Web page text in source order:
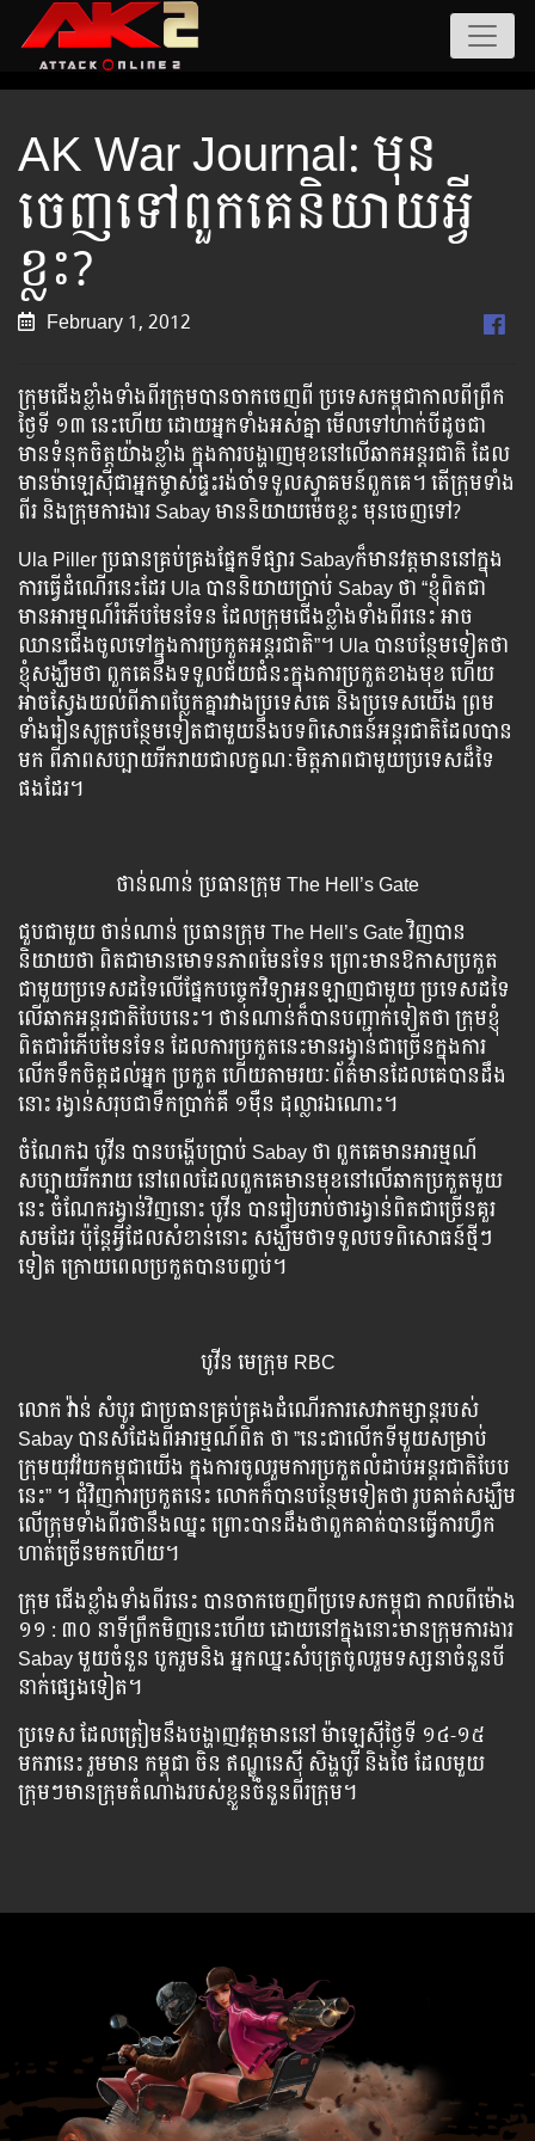
AK War Journal: មុន​
ចេញ​ទៅ​ពួកគេ​និយាយ​អ្វី​
ខ្លះ?
February 1, 2012
ក្រុម​ជើង​ខ្លាំង​ទាំងពីរ​ក្រុម​បាន​ចាក​ចេញ​ពី ប្រទេស​កម្ពុជា​កាល​ពី​ព្រឹក​
ថ្ងៃ​ទី ១៣ នេះ​ហើយ ដោយ​អ្នក​ទាំងអស់​គ្នា ​មើល​ទៅ​ហាក់​បី​ដូចជា​
មាន​ទំនុក​ចិត្ត​យ៉ាង​ខ្លាំង ​ក្នុង​ការ​បង្ហាញ​មុខ​នៅ​លើ​ឆាក​អន្តរជាតិ ដែល​
មាន​ម៉ាឡេស៊ី​ជា​អ្នក​ម្ចាស់​ផ្ទះ​រង់​ចាំ​ទទួល​ស្វាគមន៍​ពួក​គេ​។ តើ​ក្រុម​ទាំង​
ពីរ និង​ក្រុម​ការងារ​ Sabay ​មាន​និយាយ​ម៉េច​ខ្លះ មុន​ចេញ​ទៅ?
Ula Piller ​ប្រធាន​គ្រប់​គ្រង​ផ្នែក​ទីផ្សារ Sabayក៏​មាន​វត្តមាន​នៅ​ក្នុង​
ការ​ធ្វើ​ដំណើរ​នេះ​ដែរ Ula បាន​និយាយ​ប្រាប់​ Sabay ថា “ខ្ញុំ​ពិត​ជា​
មាន​អារម្មណ៍​រំភើប​មែន​ទែន ដែល​ក្រុម​ជើង​ខ្លាំង​ទាំង​ពីរ​នេះ​ អាច​
ឈាន​ជើង​ចូល​ទៅ​ក្នុង​ការ​ប្រកួត​អន្តរជាតិ”។ Ula បាន​បន្ថែម​ទៀត​ថា
ខ្ញុំ​សង្ឃឹម​ថា ពួក​គេ​នឹង​ទទួល​ជ័យជំនះ​ក្នុង​ការ​ប្រកួត​ខាង​មុខ ហើយ​
អាច​ស្វែង​យល់​ពី​ភាព​ប្លែក​គ្នា​រវាង​ប្រទេស​គេ និង​ប្រទេស​យើង ព្រម​
ទាំង​រៀន​សូត្រ​បន្ថែម​ទៀត​ជាមួយ​នឹង​បទ​ពិសោធន៍​អន្តរជាតិ​ដែល​បាន​
មក ​ពី​ភាព​សប្បាយ​រីក​រាយ​​ជា​លក្ខណៈ​មិត្តភាព​ជាមួយ​ប្រទេស​ដ៏​ទៃ​
ផង​ដែរ។
ថាន់ណាន់ ​ប្រធាន​ក្រុម​ The Hell’s Gate
ជួប​ជាមួយ​ ថាន់ណាន់ ​ប្រធាន​ក្រុម​ The Hell’s Gate វិញ​បាន​
និយាយ​ថា ពិត​ជា​មាន​មោទនភាព​មែន​ទែន​ ព្រោះ​មាន​ឱកាស​ប្រកួត​
ជាមួយ​ប្រទេស​ដទៃ​លើ​ផ្នែក​បច្ចេកវិទ្យា​អនឡាញ​ជាមួយ ​ប្រទេស​ដទៃ ​
លើ​ឆាក​អន្តរជាតិ​បែប​នេះ។ ថាន់​ណាន់​ក៏​បាន​បញ្ជាក់​ទៀត​ថា ក្រុម​ខ្ញុំ​
ពិត​ជា​រំភើប​មែន​ទែន ដែល​ការ​ប្រកួត​នេះ​មាន​រង្វាន់​ជាច្រើន​ក្នុង​ការ​
លើក​ទឹក​ចិត្ត​ដល់​អ្នក​ ប្រកួត​ ហើយ​តាម​រយៈ​ព័ត៌មាន​ដែល​គេ​បាន​ដឹង​
នោះ ​រង្វាន់​សរុប​ជា​ទឹក​ប្រាក់​គឺ​ ១ម៉ឺន ដុល្លារ​ឯ​ណោះ។
ចំណែក​ឯ​ បូវីន បាន​បង្ហើប​ប្រាប់​ Sabay ថា ពួក​គេ​មាន​អារម្មណ៍​
សប្បាយ​រីក​រាយ នៅ​ពេល​ដែល​ពួក​គេ​មាន​មុខ​នៅ​លើ​ឆាក​ប្រកួត​មួយ​
នេះ ចំណែក​រង្វាន់​វិញ​នោះ​ បូវីន​ បាន​រៀប​រាប់​ថា​រង្វាន់​ពិត​ជា​ច្រើន​គួរ​
សម​ដែរ ប៉ុន្តែ​អ្វី​ដែល​សំខាន់​នោះ​ សង្ឃឹម​ថា​ទទួល​បទ​ពិសោធន៍​ថ្មីៗ​
ទៀត ក្រោយ​ពេល​ប្រកួត​បាន​បញ្ចប់។
បូវីន មេក្រុម RBC
លោក វ៉ាន់ សំបូរ ជា​ប្រធាន​គ្រប់​គ្រង​ដំណើរ​ការ​សេវា​កម្សាន្ត​របស់
Sabay បាន​សំដែង​ពី​អារម្មណ៍​ពិត ថា ”នេះ​ជា​លើក​ទី​មួយ​សម្រាប់​
ក្រុម​យុវវ័យ​កម្ពុជា​យើង ក្នុង​ការ​ចូលរួម​ការ​ប្រកួត​លំដាប់​អន្តរជាតិ​បែប​
នេះ” ។ ជុំ​វិញ​ការ​ប្រកួត​នេះ លោក​ក៏​បាន​បន្ថែម​ទៀត​ថា រូប​គាត់​សង្ឃឹម​
លើ​ក្រុម​ទាំង​ពីរ​ថា​នឹង​ឈ្នះ ព្រោះ​បាន​ដឹង​ថា​ពួក​គាត់​បាន​ធ្វើ​ការ​ហ្វឹក​
ហាត់​ច្រើន​មក​ហើយ។
ក្រុម​ ជើង​ខ្លាំង​ទាំង​ពីរ​នេះ បាន​ចាក​ចេញ​ពី​ប្រទេស​កម្ពុជា កាល​ពី​ម៉ោង
១១ : ៣០ នាទី​ព្រឹក​មិញ​នេះ​ហើយ ដោយ​នៅ​ក្នុង​នោះ​មាន​ក្រុម​ការ​ងារ​
Sabay មួយ​ចំនួន​ បូករួម​និង អ្នក​ឈ្នះ​សំបុត្រ​ចូលរួម​ទស្សនា​ចំនួន​បី
នាក់​ផ្សេង​ទៀត។
ប្រទេស​ ដែល​ត្រៀម​នឹង​បង្ហាញ​វត្តមាន​នៅ​ ម៉ាឡេស៊ី​ថ្ងៃ​ទី ១៤-១៥
មករា​នេះ រួមមាន កម្ពុជា ចិន ឥណ្ឌូនេស៊ី សិង្ហបូរី និង​ថៃ ដែល​មួយ​
ក្រុមៗ​មាន​ក្រុម​តំណាង​របស់​ខ្លួន​ចំនួន​ពីរ​ក្រុម។